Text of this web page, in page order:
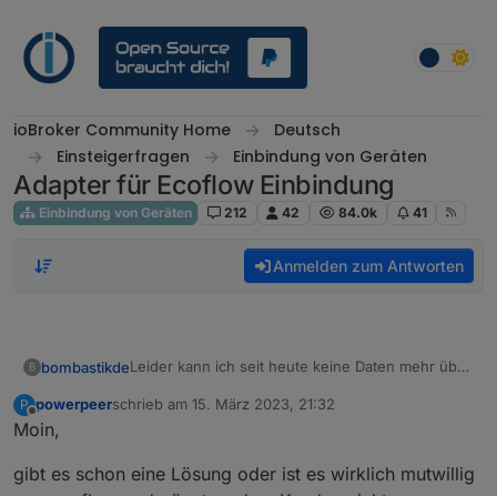
ioBroker Community Home
Deutsch
Einsteigerfragen
Einbindung von Geräten
Adapter für Ecoflow Einbindung
Einbindung von Geräten 212 42 84.0k 41
Anmelden zum Antworten
B bombastikdeLeider kann ich seit heute keine Daten mehr über
Meldung im IObroker Protokoll: Client error: ```
Password für MQTT nochmals ausgelesen und
eingetragen. - Keine Änderung
P
Offline
powerpeerschrieb am 15. März 2023, 21:32
zuletzt editiert von
Moin,
gibt es schon eine Lösung oder ist es wirklich mutwillig